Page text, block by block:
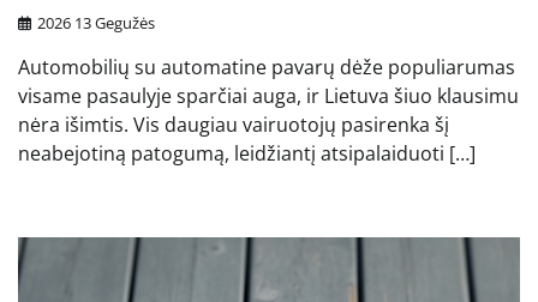
2026 13 Gegužės
Automobilių su automatine pavarų dėže populiarumas
visame pasaulyje sparčiai auga, ir Lietuva šiuo klausimu
nėra išimtis. Vis daugiau vairuotojų pasirenka šį
neabejotiną patogumą, leidžiantį atsipalaiduoti […]